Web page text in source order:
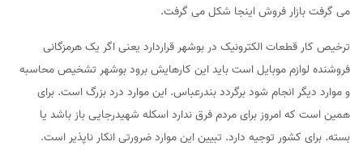
می گرفت بازار فروش اینجا شکل می گرفت.
ترخیص کار قطعات الکترونیک در بوشهر قراردارد یعنی اگر یک هرمزگانی
فروشنده لوازم موبایل است باید این کارهایش برود بوشهر تشخیص محاسبه
و موارد دیگر انجام شود برگردد بندرعباس. این موارد درد بزرگ است. برای
همین است که امروز برای مردم فرق ندارد اسکله شهیدرجایی باز باشد یا
بسته. برای کشور توجیه دارد. تبیین این موارد ضرورتی انکار ناپذیر است.